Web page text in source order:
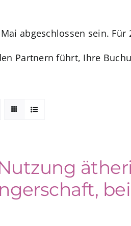
abgeschlossen sein.
Partnern führt, Ihre